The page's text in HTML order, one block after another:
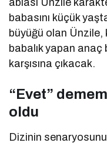
ablası Ünzile
babasını küçük
büyüğü olan Ünzile,
babalık yapan anaç
karşısına çıkacak.
“Evet”
oldu
Dizinin